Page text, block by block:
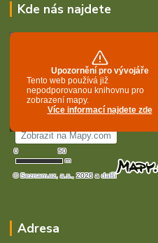
Kde nás najdete
Adresa